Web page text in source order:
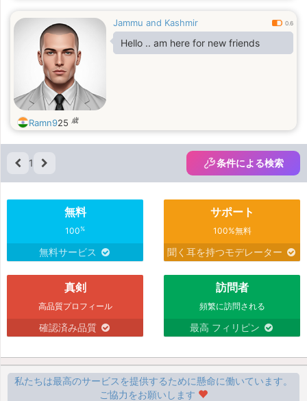
Jammu and Kashmir 0.6
Hello .. am here for new friends
Ramn925 歳
1 条件による検索
無料
100%
無料サービス
サポート
100%無料
聞く耳を持つモデレーター
真剣
高品質プロフィール
確認済み品質
訪問者
頻繁に訪問される
最高 フィリピン
私たちは最高のサービスを提供するために懸命に働いています。
ご協力をお願いします